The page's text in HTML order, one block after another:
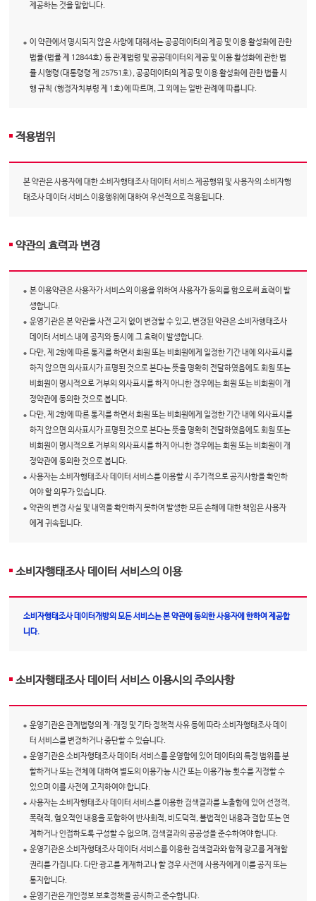
제공하는 것을 말합니다.
이 약관에서 명시되지 않은 사항에 대해서는 공공데이터의 제공 및 이용 활성화에 관한
법률(법률 제 12844호) 등 관계법령 및 공공데이터의 제공 및 이용 활성화에 관한 법
률 시행령(대통령령 제 25751호), 공공데이터의 제공 및 이용 활성화에 관한 법률 시
행 규칙 (행정자치부령 제 1호)에 따르며, 그 외에는 일반 관례에 따릅니다.
적용범위
본 약관은 사용자에 대한 소비자행태조사 데이터 서비스 제공행위 및 사용자의 소비자행
태조사 데이터 서비스 이용행위에 대하여 우선적으로 적용됩니다.
약관의 효력과 변경
본 이용약관은 사용자가 서비스의 이용을 위하여 사용자가 동의를 함으로써 효력이 발
생합니다.
운영기관은 본 약관을 사전 고지 없이 변경할 수 있고, 변경된 약관은 소비자행태조사
데이터 서비스 내에 공지와 동시에 그 효력이 발생합니다.
다만, 제 2항에 따른 통지를 하면서 회원 또는 비회원에게 일정한 기간 내에 의사표시를
하지 않으면 의사표시가 표명된 것으로 본다는 뜻을 명확히 전달하였음에도 회원 또는
비회원이 명시적으로 거부의 의사표시를 하지 아니한 경우에는 회원 또는 비회원이 개
정약관에 동의한 것으로 봅니다.
다만, 제 2항에 따른 통지를 하면서 회원 또는 비회원에게 일정한 기간 내에 의사표시를
하지 않으면 의사표시가 표명된 것으로 본다는 뜻을 명확히 전달하였음에도 회원 또는
비회원이 명시적으로 거부의 의사표시를 하지 아니한 경우에는 회원 또는 비회원이 개
정약관에 동의한 것으로 봅니다.
사용자는 소비자행태조사 데이터 서비스를 이용할 시 주기적으로 공지사항을 확인하
여야 할 의무가 있습니다.
약관의 변경 사실 및 내역을 확인하지 못하여 발생한 모든 손해에 대한 책임은 사용자
에게 귀속됩니다.
소비자행태조사 데이터 서비스의 이용
소비자행태조사 데이터개방의 모든 서비스는 본 약관에 동의한 사용자에 한하여 제공합
니다.
소비자행태조사 데이터 서비스 이용시의 주의사항
운영기관은 관계법령의 제·개정 및 기타 정책적 사유 등에 따라 소비자행태조사 데이
터 서비스를 변경하거나 중단할 수 있습니다.
운영기관은 소비자행태조사 데이터 서비스를 운영함에 있어 데이터의 특정 범위를 분
할하거나 또는 전체에 대하여 별도의 이용가능 시간 또는 이용가능 횟수를 지정할 수
있으며 이를 사전에 고지하여야 합니다.
사용자는 소비자행태조사 데이터 서비스를 이용한 검색결과를 노출함에 있어 선정적,
폭력적, 혐오적인 내용을 포함하여 반사회적, 비도덕적, 불법적인 내용과 결합 또는 연
계하거나 인접하도록 구성할 수 없으며, 검색결과의 공공성을 준수하여야 합니다.
운영기관은 소비자행태조사 데이터 서비스를 이용한 검색결과와 함께 광고를 게재할
권리를 가집니다. 다만 광고를 게재하고나 할 경우 사전에 사용자에게 이를 공지 또는
통지합니다.
운영기관은 개인정보 보호정책을 공시하고 준수합니다.